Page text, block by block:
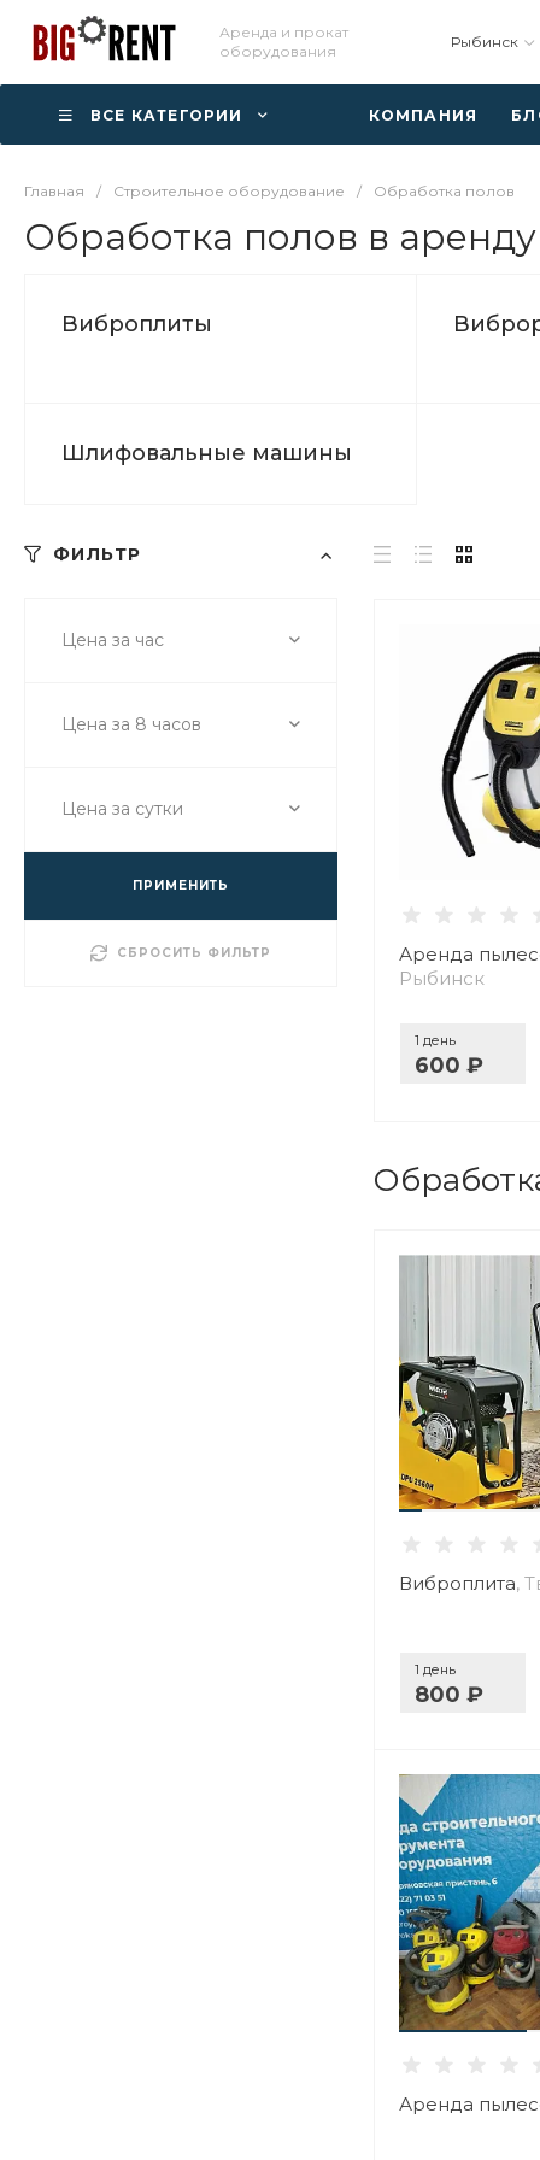
Аренда и прокат
оборудования
Рыбинск
ВСЕ КАТЕГОРИИ КОМПАНИЯ
Главная / Строительное оборудование / Обработка полов
Обработка полов в аренду
Виброплиты
Шлифовальные машины
ФИЛЬТР
Цена за час
Цена за 8 часов
Цена за сутки
ПРИМЕНИТЬ
СБРОСИТЬ ФИЛЬТР Аренда
Рыбинск
1 день
600 ₽
Виброплита,
1 день
800 ₽
Аренда